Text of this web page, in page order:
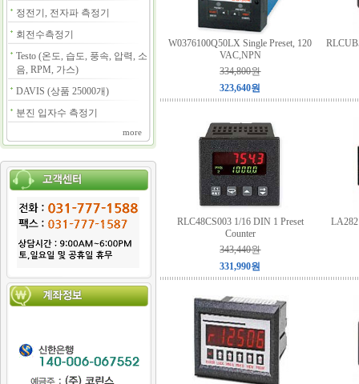
정전기, 전자파 측정기
회전수측정기
Testo (온도, 습도, 풍속, 압력, 소
음, RPM, 가스)
DAVIS (상품 25000개)
분진 입자수 측정기
more
W0376100Q50LX Single Preset, 120
VAC,NPN
334,800원
323,640원
RLC48CS003 1/16 DIN 1 Preset
Counter
343,440원
331,990원